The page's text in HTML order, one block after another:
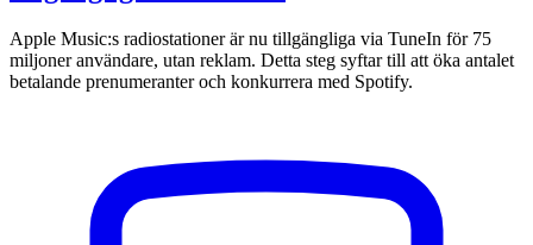
Apple Music:s radiostationer är nu tillgängliga via TuneIn för 75
miljoner användare, utan reklam. Detta steg syftar till att öka antalet
betalande prenumeranter och konkurrera med Spotify.